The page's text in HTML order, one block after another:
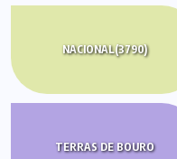
NACIONAL(3790)
TERRAS DE BOURO